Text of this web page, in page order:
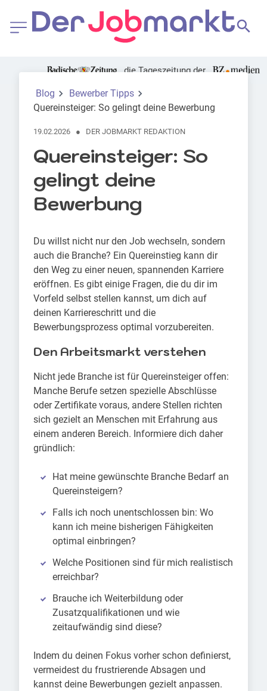
die Tageszeitung der
Foto: Canva | Maridav
Blog
Bewerber Tipps
Quereinsteiger: So gelingt deine Bewerbung
19.02.2026 ● DER JOBMARKT REDAKTION
Quereinsteiger: So
gelingt deine
Bewerbung
Du willst nicht nur den Job wechseln, sondern
auch die Branche? Ein Quereinstieg kann dir
den Weg zu einer neuen, spannenden Karriere
eröffnen. Es gibt einige Fragen, die du dir im
Vorfeld selbst stellen kannst, um dich auf
deinen Karriereschritt und die
Bewerbungsprozess optimal vorzubereiten.
Den Arbeitsmarkt verstehen
Nicht jede Branche ist für Quereinsteiger offen:
Manche Berufe setzen spezielle Abschlüsse
oder Zertifikate voraus, andere Stellen richten
sich gezielt an Menschen mit Erfahrung aus
einem anderen Bereich. Informiere dich daher
gründlich:
Hat meine gewünschte Branche Bedarf an
Quereinsteigern?
Falls ich noch unentschlossen bin: Wo
kann ich meine bisherigen Fähigkeiten
optimal einbringen?
Welche Positionen sind für mich realistisch
erreichbar?
Brauche ich Weiterbildung oder
Zusatzqualifikationen und wie
zeitaufwändig sind diese?
Indem du deinen Fokus vorher schon definierst,
vermeidest du frustrierende Absagen und
kannst deine Bewerbungen gezielt anpassen.